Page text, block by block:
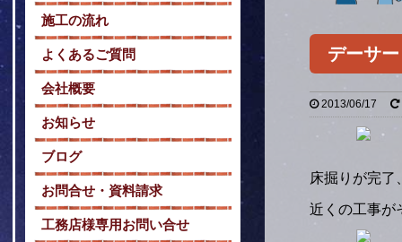
施工の流れ
よくあるご質問
会社概要
お知らせ
ブログ
お問合せ・資料請求
工務店様専用お問い合せ
デーサ
2013/06/17
床掘りが完了
近くの工事が